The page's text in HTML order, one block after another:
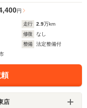
円
走行 2.9万km
修復
なし
整備
法定整備付
店